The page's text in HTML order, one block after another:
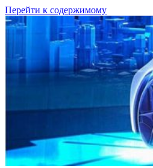
Перейти к содержимому